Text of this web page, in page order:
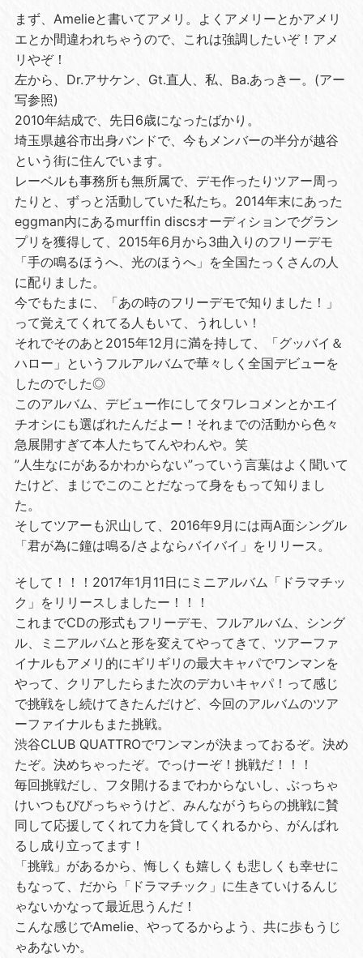
まず、Amelieと書いてアメリ。よくアメリーとかアメリ
エとか間違われちゃうので、これは強調したいぞ！アメ
リやぞ！
左から、Dr.アサケン、Gt.直人、私、Ba.あっきー。(アー
写参照)
2010年結成で、先日6歳になったばかり。
埼玉県越谷市出身バンドで、今もメンバーの半分が越谷
という街に住んでいます。
レーベルも事務所も無所属で、デモ作ったりツアー周っ
たりと、ずっと活動していた私たち。2014年末にあった
eggman内にあるmurffin discsオーディションでグラン
プリを獲得して、2015年6月から3曲入りのフリーデモ
「手の鳴るほうへ、光のほうへ」を全国たっくさんの人
に配りました。
今でもたまに、「あの時のフリーデモで知りました！」
って覚えてくれてる人もいて、うれしい！
それでそのあと2015年12月に満を持して、「グッバイ＆
ハロー」というフルアルバムで華々しく全国デビューを
したのでした◎
このアルバム、デビュー作にしてタワレコメンとかエイ
チオシにも選ばれたんだよー！それまでの活動から色々
急展開すぎて本人たちてんやわんや。笑
”人生なにがあるかわからない”っていう言葉はよく聞いて
たけど、まじでこのことだなって身をもって知りまし
た。
そしてツアーも沢山して、2016年9月には両A面シングル
「君が為に鐘は鳴る/さよならバイバイ」をリリース。
そして！！！2017年1月11日にミニアルバム「ドラマチッ
ク」をリリースしましたー！！！
これまでCDの形式もフリーデモ、フルアルバム、シング
ル、ミニアルバムと形を変えてやってきて、ツアーファ
イナルもアメリ的にギリギリの最大キャパでワンマンを
やって、クリアしたらまた次のデカいキャパ！って感じ
で挑戦をし続けてきたんだけど、今回のアルバムのツア
ーファイナルもまた挑戦。
渋谷CLUB QUATTROでワンマンが決まっておるぞ。決め
たぞ。決めちゃったぞ。でっけーぞ！挑戦だ！！！
毎回挑戦だし、フタ開けるまでわからないし、ぶっちゃ
けいつもびびっちゃうけど、みんながうちらの挑戦に賛
同して応援してくれて力を貸してくれるから、がんばれ
るし成り立ってます！
「挑戦」があるから、悔しくも嬉しくも悲しくも幸せに
もなって、だから「ドラマチック」に生きていけるんじ
ゃないかなって最近思うんだ！
こんな感じでAmelie、やってるからよう、共に歩もうじ
ゃあないか。